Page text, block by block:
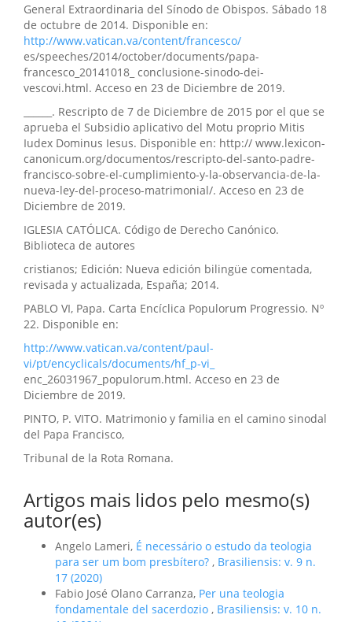
General Extraordinaria del Sínodo de Obispos. Sábado 18
de octubre de 2014. Disponible en:
http://www.vatican.va/content/francesco/
es/speeches/2014/october/documents/papa-
francesco_20141018_ conclusione-sinodo-dei-
vescovi.html. Acceso en 23 de Diciembre de 2019.
______. Rescripto de 7 de Diciembre de 2015 por el que se
aprueba el Subsidio aplicativo del Motu proprio Mitis
Iudex Dominus Iesus. Disponible en: http:// www.lexicon-
canonicum.org/documentos/rescripto-del-santo-padre-
francisco-sobre-el-cumplimiento-y-la-observancia-de-la-
nueva-ley-del-proceso-matrimonial/. Acceso en 23 de
Diciembre de 2019.
IGLESIA CATÓLICA. Código de Derecho Canónico.
Biblioteca de autores
cristianos; Edición: Nueva edición bilingüe comentada,
revisada y actualizada, España; 2014.
PABLO VI, Papa. Carta Encíclica Populorum Progressio. Nº
22. Disponible en:
http://www.vatican.va/content/paul-
vi/pt/encyclicals/documents/hf_p-vi_
enc_26031967_populorum.html. Acceso en 23 de
Diciembre de 2019.
PINTO, P. VITO. Matrimonio y familia en el camino sinodal
del Papa Francisco,
Tribunal de la Rota Romana.
Artigos mais lidos pelo mesmo(s)
autor(es)
Angelo Lameri, É necessário o estudo da teologia
para ser um bom presbítero? , Brasiliensis: v. 9 n.
17 (2020)
Fabio José Olano Carranza, Per una teologia
fondamentale del sacerdozio , Brasiliensis: v. 10 n.